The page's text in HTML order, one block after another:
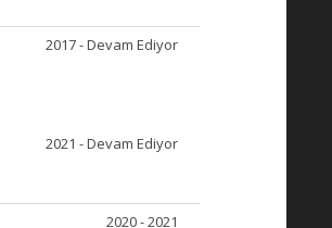
2017 - Devam Ediyor
2021 - Devam Ediyor
2020 - 2021